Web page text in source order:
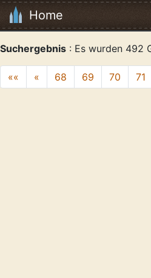
Home
Suchergebnis : Es wurden 492
«« « 68 69 70 71